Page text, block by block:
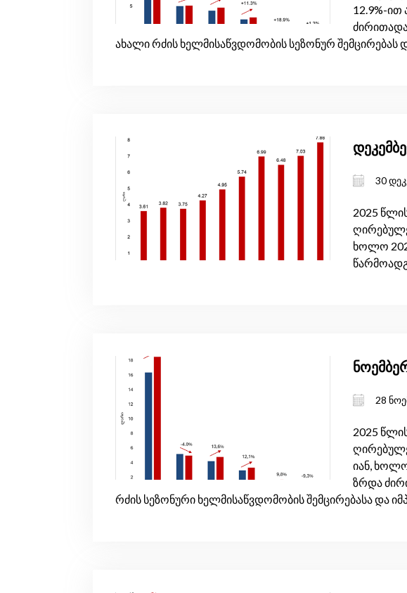
12.9%-ით
ახალი რძის ხელმისაწვდომობის სეზონურ
30
2025
ხოლო
28
2025
იან,
ზრდა
რძის სეზონური ხელმისაწვდომობის შემცირებასა და